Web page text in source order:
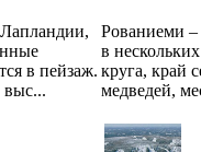
в пейзаж.
выс...
Рованиеми –
в
круга, край
медведей,